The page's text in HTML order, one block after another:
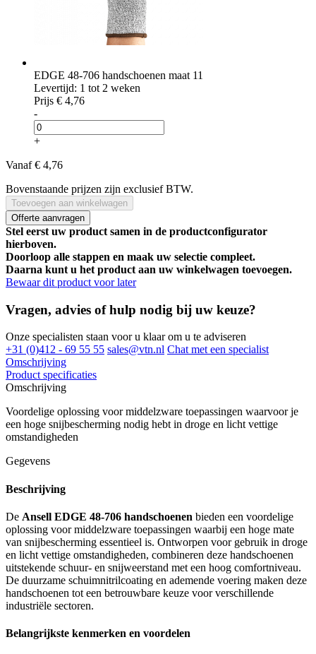
EDGE 48-706 handschoenen maat 11
Levertijd: 1 tot 2 weken
Prijs € 4,76
-
+
Vanaf € 4,76
Bovenstaande prijzen zijn exclusief BTW.
Toevoegen aan winkelwagen
Offerte aanvragen
Stel eerst uw product samen in de productconfigurator
hierboven.
Doorloop alle stappen en maak uw selectie compleet.
Daarna kunt u het product aan uw winkelwagen toevoegen.
Bewaar dit product voor later
Vragen, advies of hulp nodig bij uw keuze?
Onze specialisten staan voor u klaar om u te adviseren
+31 (0)412 - 69 55 55 sales@vtn.nl Chat met een specialist
Omschrijving
Product specificaties
Omschrijving
Voordelige oplossing voor middelzware toepassingen waarvoor je
een hoge snijbescherming nodig hebt in droge en licht vettige
omstandigheden
Gegevens
Beschrijving
De Ansell EDGE 48-706 handschoenen bieden een voordelige
oplossing voor middelzware toepassingen waarbij een hoge mate
van snijbescherming essentieel is. Ontworpen voor gebruik in droge
en licht vettige omstandigheden, combineren deze handschoenen
uitstekende schuur- en snijweerstand met een hoog comfortniveau.
De duurzame schuimnitrilcoating en ademende voering maken deze
handschoenen tot een betrouwbare keuze voor verschillende
industriële sectoren.
Belangrijkste kenmerken en voordelen